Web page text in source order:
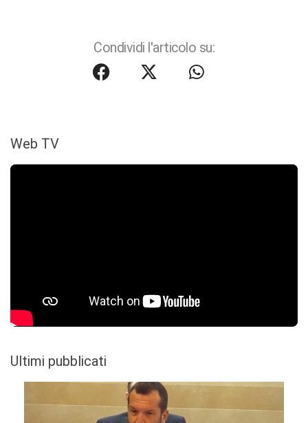
Condividi l'articolo su:
Web TV
Ultimi pubblicati